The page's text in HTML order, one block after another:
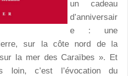
un cadeau
d’anniversair
e : une
sur la côte nord de la
la mer des Caraïbes ». Et
loin, c’est l’évocation du